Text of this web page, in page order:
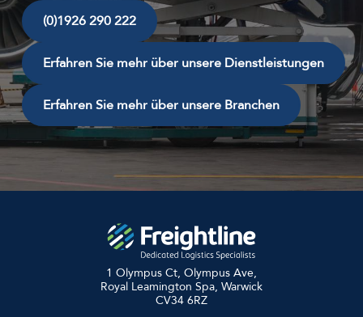
(0)1926 290 222
Erfahren Sie mehr über unsere Dienstleistungen
Erfahren Sie mehr über unsere Branchen
1 Olympus Ct, Olympus Ave,
Royal Leamington Spa, Warwick
CV34 6RZ